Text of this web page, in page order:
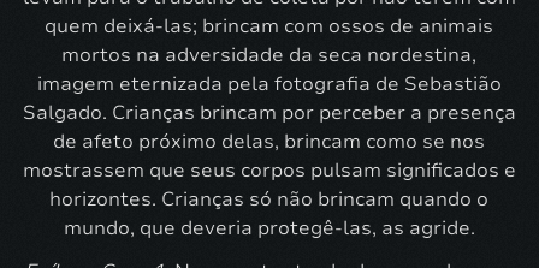
quem deixá-las; brincam com ossos de animais
mortos na adversidade da seca nordestina,
imagem eternizada pela fotografia de Sebastião
Salgado. Crianças brincam por perceber a presença
de afeto próximo delas, brincam como se nos
mostrassem que seus corpos pulsam significados e
horizontes. Crianças só não brincam quando o
mundo, que deveria protegê-las, as agride.